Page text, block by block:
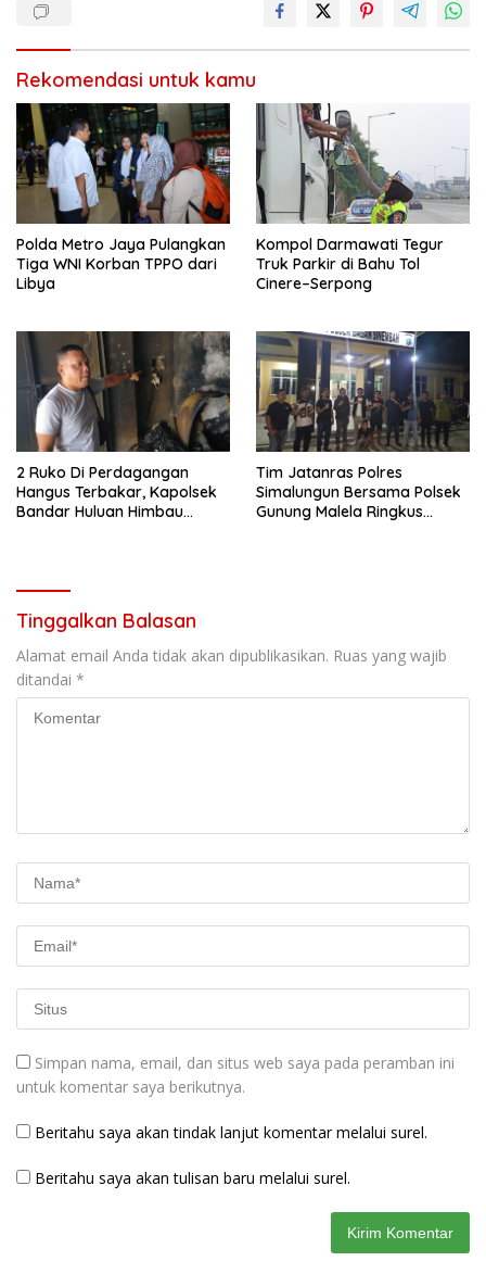
Rekomendasi untuk kamu
Polda Metro Jaya Pulangkan
Tiga WNI Korban TPPO dari
Libya
Kompol Darmawati Tegur
Truk Parkir di Bahu Tol
Cinere–Serpong
2 Ruko Di Perdagangan
Hangus Terbakar, Kapolsek
Bandar Huluan Himbau
Tim Jatanras Polres
Simalungun Bersama Polsek
Gunung Malela Ringkus
Tinggalkan Balasan
Alamat email Anda tidak akan dipublikasikan. Ruas yang wajib
ditandai *
Simpan nama, email, dan situs web saya pada peramban ini
untuk komentar saya berikutnya.
Beritahu saya akan tindak lanjut komentar melalui surel.
Beritahu saya akan tulisan baru melalui surel.